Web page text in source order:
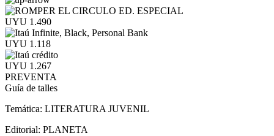
UYU 1.490
UYU 1.118
UYU 1.267
PREVENTA
Guía de talles
Temática: LITERATURA JUVENIL
Editorial: PLANETA